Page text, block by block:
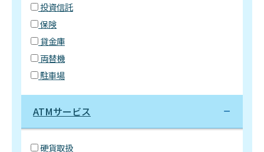
投資信託
保険
貸金庫
両替機
駐車場
ATMサービス
硬貨取扱